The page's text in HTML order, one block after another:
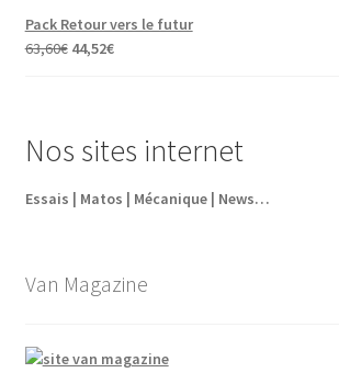
5,95€.
Pack Retour vers le futur
63,60€ Le
63,60€.
44,52€Le
44,52€.
Nos sites internet
Essais | Matos | Mécanique | News…
Van Magazine